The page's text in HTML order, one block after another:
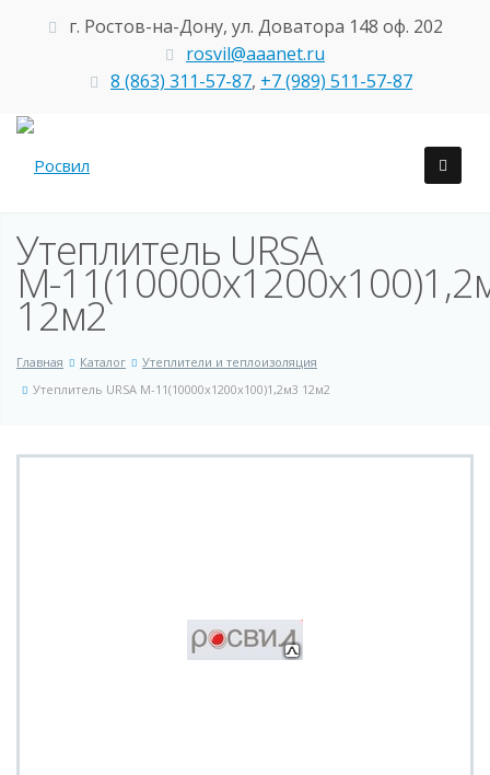
г. Ростов-на-Дону, ул. Доватора 148 оф. 202
rosvil@aaanet.ru
8 (863) 311-57-87, +7 (989) 511-57-87
Утеплитель URSA
М-
12м2
Главная Каталог
Утеплители и теплоизоляция
Утеплитель URSA М-11(10000х1200х100)1,2м3 12м2